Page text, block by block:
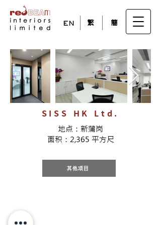
EN 繁 簡
SISS HK Ltd.
地点：新蒲岗
面积：2,365 平方尺
其他项目